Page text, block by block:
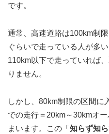
です。
通常、高速道路は100km制
ぐらいで走っている人が多
110km以下で走っていれば
りません。
しかし、80km制限の区間に
での走行＝20km～30kmオ
まいます。この「 知らず知